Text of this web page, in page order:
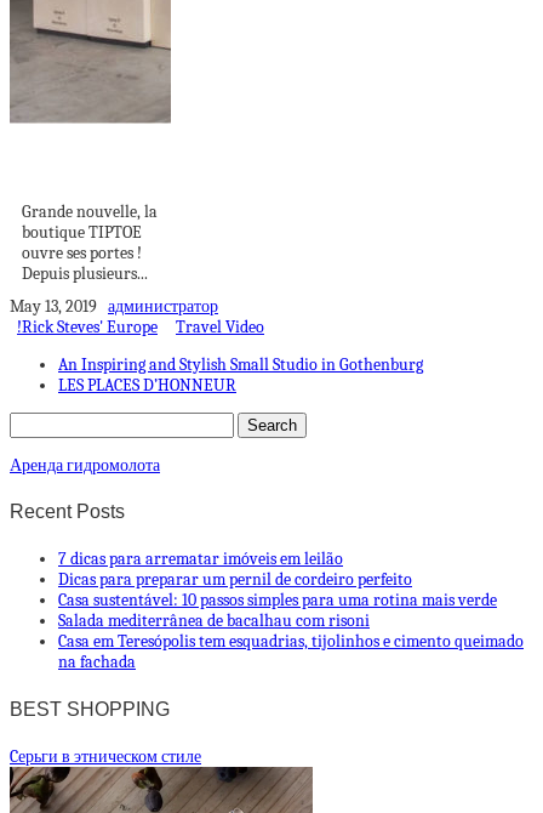
Grande nouvelle, la
boutique TIPTOE
ouvre ses portes !
Depuis plusieurs...
May 13, 2019 администратор
!Rick Steves' Europe
Travel Video
An Inspiring and Stylish Small Studio in Gothenburg
LES PLACES D’HONNEUR
Аренда гидромолота
Recent Posts
7 dicas para arrematar imóveis em leilão
Dicas para preparar um pernil de cordeiro perfeito
Casa sustentável: 10 passos simples para uma rotina mais verde
Salada mediterrânea de bacalhau com risoni
Casa em Teresópolis tem esquadrias, tijolinhos e cimento queimado
na fachada
BEST SHOPPING
Cерьги в этническом стиле